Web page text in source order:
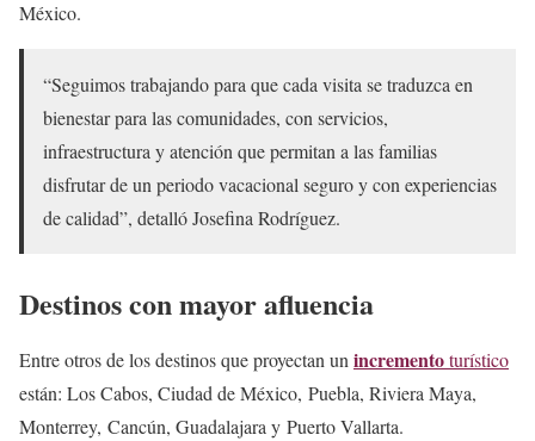
México.
“Seguimos trabajando para que cada visita se traduzca en
bienestar para las comunidades, con servicios,
infraestructura y atención que permitan a las familias
disfrutar de un periodo vacacional seguro y con experiencias
de calidad”, detalló Josefina Rodríguez.
Destinos con mayor afluencia
Entre otros de los destinos que proyectan unincrementoturístico
están: Los Cabos, Ciudad de México, Puebla, Riviera Maya,
Monterrey, Cancún, Guadalajara y Puerto Vallarta.